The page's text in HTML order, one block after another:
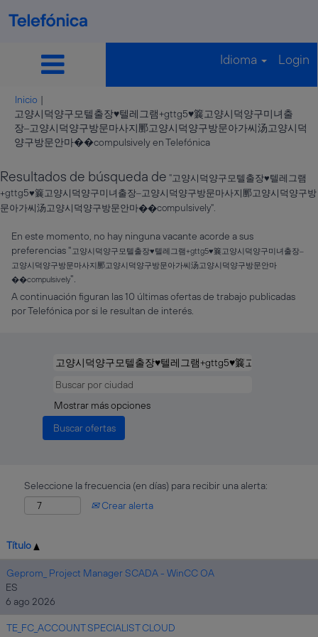
Idioma Login
Inicio |
고양시덕양구모텔출장♥텔레그램+gttg5♥䉴고양시덕양구미녀출
장‒고양시덕양구방문마사지䣑고양시덕양구방문아가씨汤고양시덕
양구방문안마��compulsively en Telefónica(página
Resultados de búsqueda de "고양시덕양구모텔출장♥텔레그램
+gttg5♥䉴고양시덕양구미녀출장‒고양시덕양구방문마사지䣑고양시덕양구방
문아가씨汤고양시덕양구방문안마��compulsively".
En este momento, no hay ninguna vacante acorde a sus
preferencias "고양시덕양구모텔출장♥텔레그램+gttg5♥䉴고양시덕양구미녀출장‒
고양시덕양구방문마사지䣑고양시덕양구방문아가씨汤고양시덕양구방문안마
��compulsively".
A continuación figuran las 10 últimas ofertas de trabajo publicadas
por Telefónica por si le resultan de interés.
Mostrar más opciones
Seleccione la frecuencia (en días) para recibir una alerta:
Crear alerta
Título
Geprom_ Project Manager SCADA - WinCC OA
ES
6 ago 2026
TE_FC_ACCOUNT SPECIALIST CLOUD